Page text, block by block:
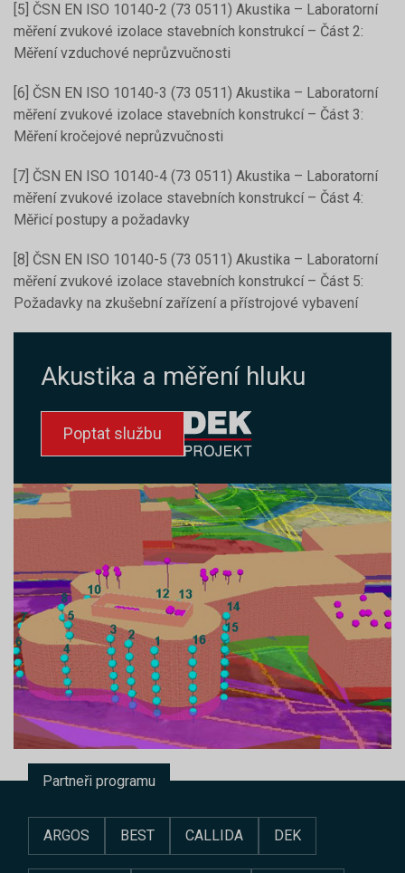
[5] ČSN EN ISO 10140-2 (73 0511) Akustika – Laboratorní
měření zvukové izolace stavebních konstrukcí – Část 2:
Měření vzduchové neprůzvučnosti
[6] ČSN EN ISO 10140-3 (73 0511) Akustika – Laboratorní
měření zvukové izolace stavebních konstrukcí – Část 3:
Měření kročejové neprůzvučnosti
[7] ČSN EN ISO 10140-4 (73 0511) Akustika – Laboratorní
měření zvukové izolace stavebních konstrukcí – Část 4:
Měřicí postupy a požadavky
[8] ČSN EN ISO 10140-5 (73 0511) Akustika – Laboratorní
měření zvukové izolace stavebních konstrukcí – Část 5:
Požadavky na zkušební zařízení a přístrojové vybavení
Akustika a měření hluku
Poptat službu
Partneři programu
ARGOS BEST CALLIDA DEK